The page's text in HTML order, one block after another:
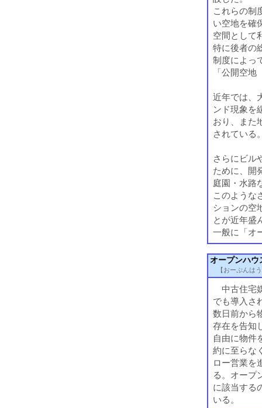
これらの制
い空地を確
空間として
特に後者の
制度によっ
「公開空
近年では、
ンド現象を
おり、また
されている
さらにビル
ために、開
庭園・水路
このような
ションの空
とが近年盛
一般に「オ
オープンハウ
【おーぷんは
中古住宅
でも導入さ
数日前から
存在を告知
自由に物件
約に至らな
ロー営業を
る。オープ
に該当する
いる。